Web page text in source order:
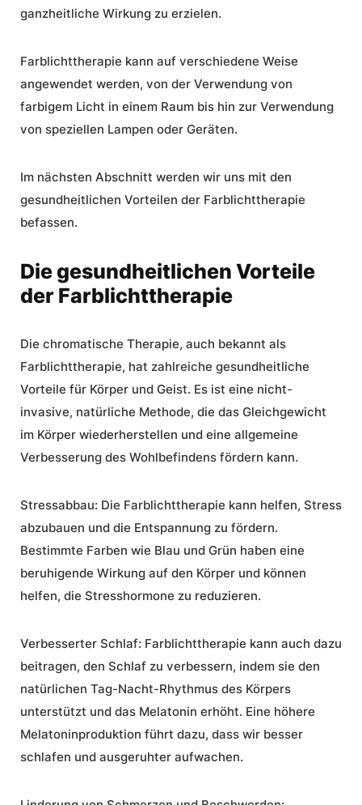
ganzheitliche Wirkung zu erzielen.
Farblichttherapie kann auf verschiedene Weise
angewendet werden, von der Verwendung von
farbigem Licht in einem Raum bis hin zur Verwendung
von speziellen Lampen oder Geräten.
Im nächsten Abschnitt werden wir uns mit den
gesundheitlichen Vorteilen der Farblichttherapie
befassen.
Die gesundheitlichen Vorteile
der Farblichttherapie
Die chromatische Therapie, auch bekannt als
Farblichttherapie, hat zahlreiche gesundheitliche
Vorteile für Körper und Geist. Es ist eine nicht-
invasive, natürliche Methode, die das Gleichgewicht
im Körper wiederherstellen und eine allgemeine
Verbesserung des Wohlbefindens fördern kann.
Stressabbau: Die Farblichttherapie kann helfen, Stress
abzubauen und die Entspannung zu fördern.
Bestimmte Farben wie Blau und Grün haben eine
beruhigende Wirkung auf den Körper und können
helfen, die Stresshormone zu reduzieren.
Verbesserter Schlaf: Farblichttherapie kann auch dazu
beitragen, den Schlaf zu verbessern, indem sie den
natürlichen Tag-Nacht-Rhythmus des Körpers
unterstützt und das Melatonin erhöht. Eine höhere
Melatoninproduktion führt dazu, dass wir besser
schlafen und ausgeruhter aufwachen.